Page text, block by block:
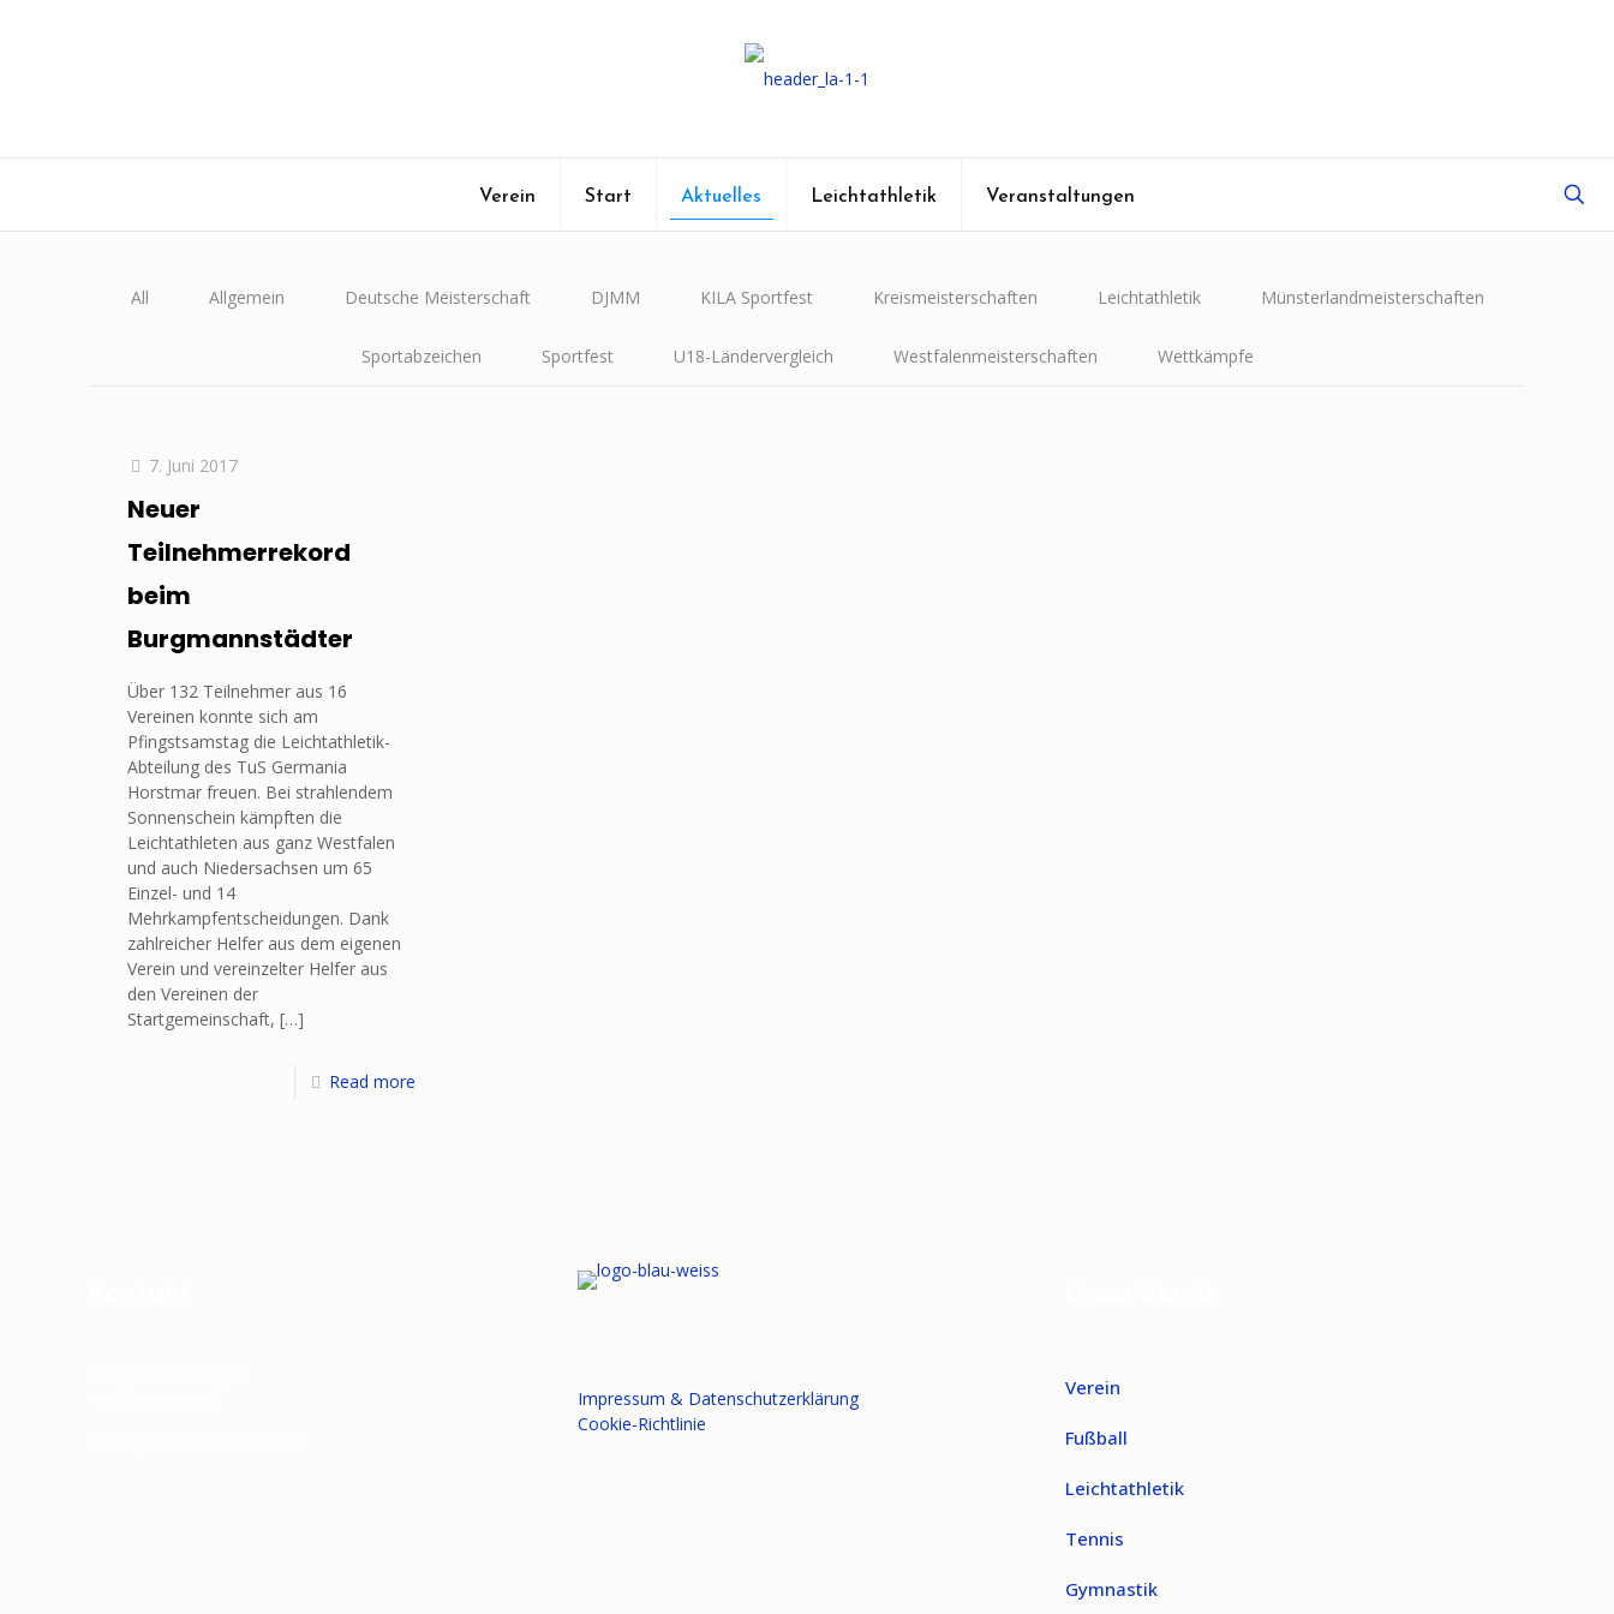
Verein Start Aktuelles Leichtathletik Veranstaltungen
All Allgemein Deutsche Meisterschaft DJMM KILA Sportfest Kreismeisterschaften Leichtathletik Münsterlandmeisterschaften
Sportabzeichen Sportfest U18-Ländervergleich Westfalenmeisterschaften Wettkämpfe
7. Juni 2017
Neuer
Teilnehmerrekord
beim
Burgmannstädter
Über 132 Teilnehmer aus 16
Vereinen konnte sich am
Pfingstsamstag die Leichtathletik-
Abteilung des TuS Germania
Horstmar freuen. Bei strahlendem
Sonnenschein kämpften die
Leichtathleten aus ganz Westfalen
und auch Niedersachsen um 65
Einzel- und 14
Mehrkampfentscheidungen. Dank
zahlreicher Helfer aus dem eigenen
Verein und vereinzelter Helfer aus
den Vereinen der
Startgemeinschaft, […]
Read more
Impressum & Datenschutzerklärung
Cookie-Richtlinie
Verein
Fußball
Leichtathletik
Tennis
Gymnastik